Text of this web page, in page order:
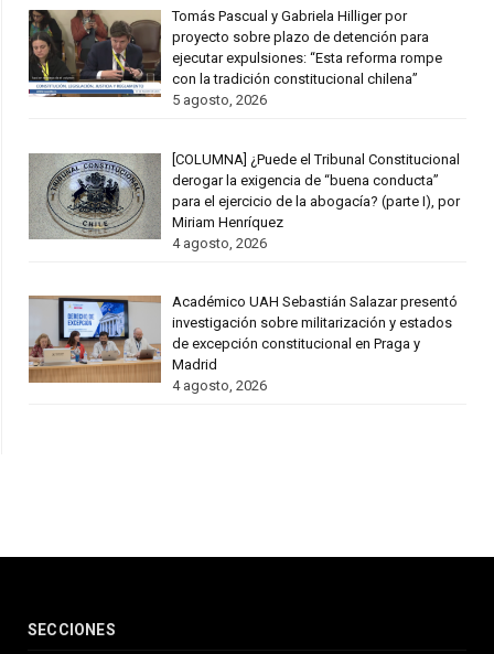
Tomás Pascual y Gabriela Hilliger por
proyecto sobre plazo de detención para
ejecutar expulsiones: “Esta reforma rompe
con la tradición constitucional chilena”
5 agosto, 2026
[COLUMNA] ¿Puede el Tribunal Constitucional
derogar la exigencia de “buena conducta”
para el ejercicio de la abogacía? (parte I), por
Miriam Henríquez
4 agosto, 2026
Académico UAH Sebastián Salazar presentó
investigación sobre militarización y estados
de excepción constitucional en Praga y
Madrid
4 agosto, 2026
SECCIONES